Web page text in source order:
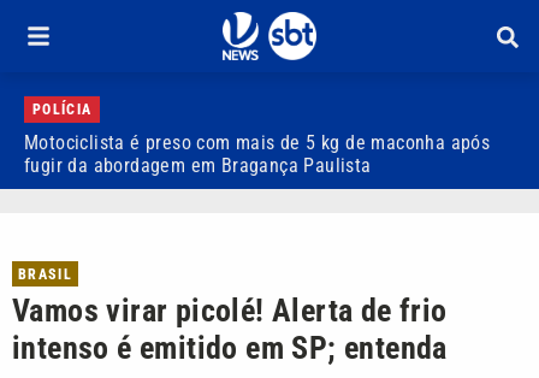
POLÍCIA
Motociclista é preso com mais de 5 kg de maconha após
fugir da abordagem em Bragança Paulista
BRASIL
Vamos virar picolé! Alerta de frio
intenso é emitido em SP; entenda